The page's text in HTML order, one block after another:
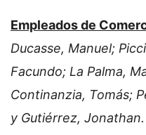
Empleados de
Ducasse, Manuel;
Facundo; La Palma,
Continanzia, Tomás;
y Gutiérrez, Jonathan.